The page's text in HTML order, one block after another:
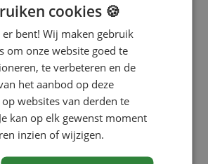
cookies 🍪
er bent! Wij maken gebruik
om onze website goed te
te verbeteren en de
het aanbod op deze
websites van derden te
kan op elk gewenst moment
inzien of wijzigen.